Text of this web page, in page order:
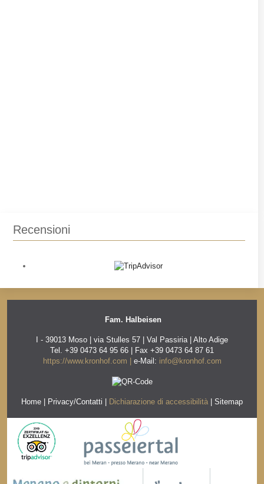
Recensioni
Fam. Halbeisen
I - 39013 Moso | via Stulles 57 | Val Passiria | Alto Adige
Tel. +39 0473 64 95 66 | Fax +39 0473 64 87 61
https://www.kronhof.com | e-Mail: info@kronhof.com
Home | Privacy/Contatti | Dichiarazione di accessibilità | Sitemap